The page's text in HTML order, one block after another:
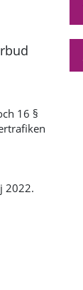
16 §
2022.